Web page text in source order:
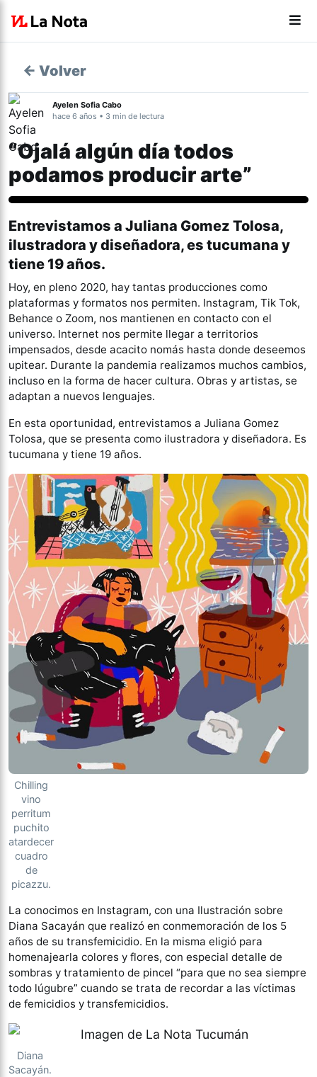
← Volver
Ayelen Sofia Cabo
hace 6 años • 3 min de lectura
“Ojalá algún día todos
podamos producir arte”
Entrevistamos a Juliana Gomez Tolosa,
ilustradora y diseñadora, es tucumana y
tiene 19 años.
Hoy, en pleno 2020, hay tantas producciones como
plataformas y formatos nos permiten. Instagram, Tik Tok,
Behance o Zoom, nos mantienen en contacto con el
universo. Internet nos permite llegar a territorios
impensados, desde acacito nomás hasta donde deseemos
upitear. Durante la pandemia realizamos muchos cambios,
incluso en la forma de hacer cultura. Obras y artistas, se
adaptan a nuevos lenguajes.
En esta oportunidad, entrevistamos a Juliana Gomez
Tolosa, que se presenta como ilustradora y diseñadora. Es
tucumana y tiene 19 años.
Chilling
vino
perritum
puchito
atardecer
cuadro
de
picazzu.
La conocimos en Instagram, con una Ilustración sobre
Diana Sacayán que realizó en conmemoración de los 5
años de su transfemicidio. En la misma eligió para
homenajearla colores y flores, con especial detalle de
sombras y tratamiento de pincel “para que no sea siempre
todo lúgubre” cuando se trata de recordar a las víctimas
de femicidios y transfemicidios.
Diana
Sacayán.